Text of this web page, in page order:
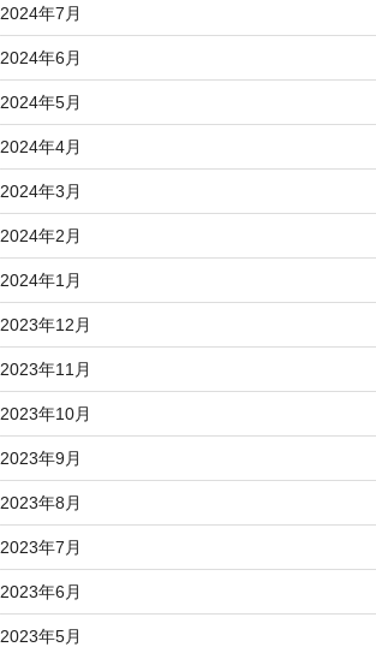
2024年7月
2024年6月
2024年5月
2024年4月
2024年3月
2024年2月
2024年1月
2023年12月
2023年11月
2023年10月
2023年9月
2023年8月
2023年7月
2023年6月
2023年5月